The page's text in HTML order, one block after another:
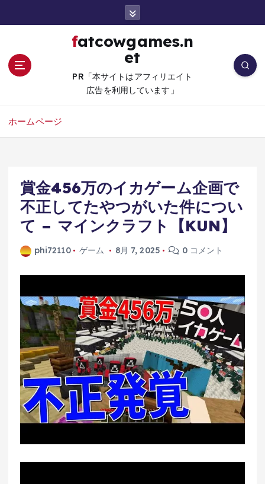
fatcowgames.n
et
PR「本サイトはアフィリエイト
広告を利用しています」
ホームページ
賞金456万のイカゲーム企画で
不正してたやつがいた件につい
て – マインクラフト【KUN】
phi72110 ゲーム 8月 7, 2025 0 コメント